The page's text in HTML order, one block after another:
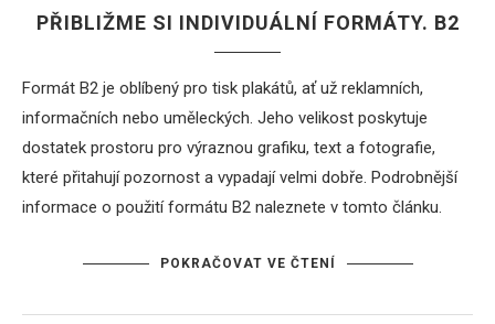
PŘIBLIŽME SI INDIVIDUÁLNÍ FORMÁTY. B2
Formát B2 je oblíbený pro tisk plakátů, ať už reklamních,
informačních nebo uměleckých. Jeho velikost poskytuje
dostatek prostoru pro výraznou grafiku, text a fotografie,
které přitahují pozornost a vypadají velmi dobře. Podrobnější
informace o použití formátu B2 naleznete v tomto článku.
POKRAČOVAT VE ČTENÍ